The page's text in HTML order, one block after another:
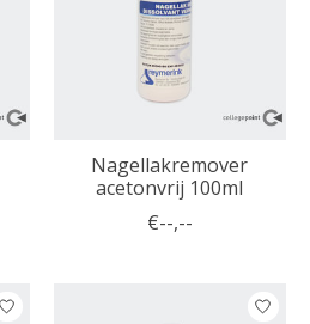
Nagellakremover
acetonvrij 100ml
€--,--